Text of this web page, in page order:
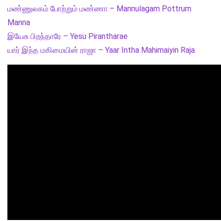
மண்ணுலகம் போற்றும் மண்ணா – Mannulagam Pottrum
Manna
இயேசு பிறந்தாரே – Yesu Pirantharae
யார் இந்த மகிமையின் ராஜா – Yaar Intha Mahimaiyin Raja